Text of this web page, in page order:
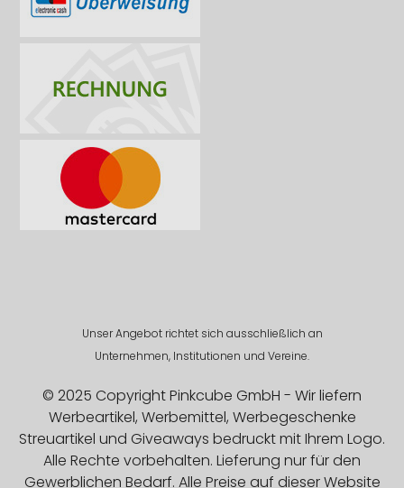
Unser Angebot richtet sich ausschließlich an
Unternehmen, Institutionen und Vereine.
© 2025 Copyright Pinkcube GmbH - Wir liefern
Werbeartikel, Werbemittel, Werbegeschenke
Streuartikel und Giveaways bedruckt mit Ihrem Logo.
Alle Rechte vorbehalten. Lieferung nur für den
Gewerblichen Bedarf. Alle Preise auf dieser Website